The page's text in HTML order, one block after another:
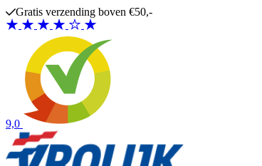
Ga naar de inhoud
Gratis verzending boven €50,-
9,0